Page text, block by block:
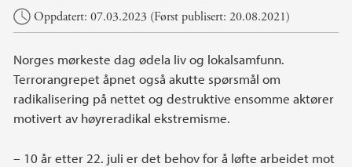
Hovedinnhold
Oppdatert: 07.03.2023 (Først publisert: 20.08.2021)
Norges mørkeste dag ødela liv og lokalsamfunn.
Terrorangrepet åpnet også akutte spørsmål om
radikalisering på nettet og destruktive ensomme aktører
motivert av høyreradikal ekstremisme.
– 10 år etter 22. juli er det behov for å løfte arbeidet mot